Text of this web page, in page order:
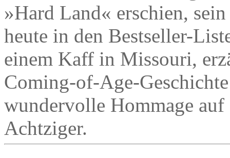
»Hard Land« erschien,
heute in den Bestseller-
einem Kaff in Missouri,
Coming-of-Age-
wundervolle Hommage
Achtziger.